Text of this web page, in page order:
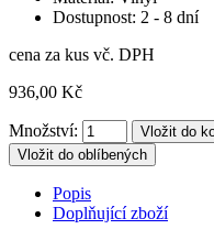
Dostupnost: 2 - 8 dní
cena za kus vč. DPH
936,00 Kč
Množství:
Vložit do oblíbených
Popis
Doplňující zboží